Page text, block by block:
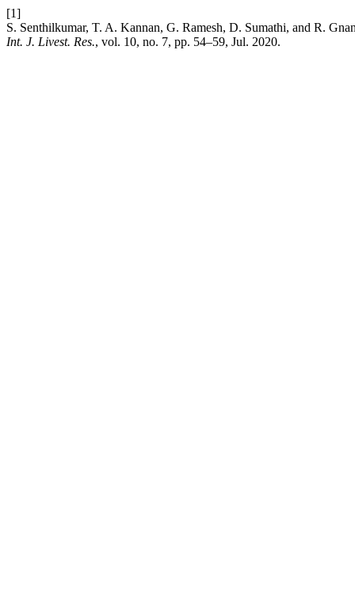
[1]
S. Senthilkumar, T. A. Kannan, G. Ramesh, D. Sumathi, and R.
Int. J. Livest. Res., vol. 10, no. 7, pp. 54–59, Jul. 2020.